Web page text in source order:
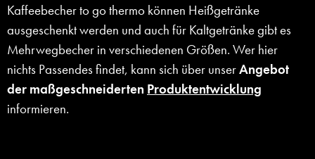
Kaffeebecher to go thermo können Heißgetränke
ausgeschenkt werden und auch für Kaltgetränke gibt es
Mehrwegbecher in verschiedenen Größen. Wer hier
nichts Passendes findet, kann sich über unserAngebot
der maßgeschneiderten Produktentwicklung
informieren.